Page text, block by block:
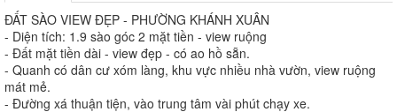
ĐẤT SÀO VIEW ĐẸP - PHƯỜNG KHÁNH XUÂN
- Diện tích: 1.9 sào góc 2 mặt tiền - view ruộng
- Đất mặt tiền dài - view đẹp - có ao hồ sẵn.
- Quanh có dân cư xóm làng, khu vực nhiều nhà vườn, view ruộng
mát mẻ.
- Đường xá thuận tiện, vào trung tâm vài phút chạy xe.